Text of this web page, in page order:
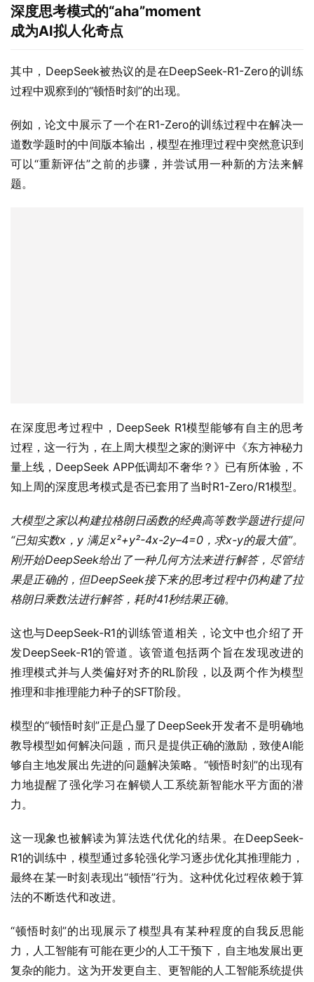
深度思考模式的“aha”moment
成为AI拟人化奇点
其中，DeepSeek被热议的是在DeepSeek-R1-Zero的训练
过程中观察到的“顿悟时刻”的出现。
例如，论文中展示了一个在R1-Zero的训练过程中在解决一
道数学题时的中间版本输出，模型在推理过程中突然意识到
可以“重新评估”之前的步骤，并尝试用一种新的方法来解
题。
在深度思考过程中，DeepSeek R1模型能够有自主的思考
过程，这一行为，在上周大模型之家的测评中《东方神秘力
量上线，DeepSeek APP低调却不奢华？》已有所体验，不
知上周的深度思考模式是否已套用了当时R1-Zero/R1模型。
大模型之家以构建拉格朗日函数的经典高等数学题进行提问
“已知实数x，y 满足x²+y²-4x-2y–4=0，求x-y的最大值”。
刚开始DeepSeek给出了一种几何方法来进行解答，尽管结
果是正确的，但DeepSeek接下来的思考过程中仍构建了拉
格朗日乘数法进行解答，耗时41秒结果正确。
这也与DeepSeek-R1的训练管道相关，论文中也介绍了开
发DeepSeek-R1的管道。该管道包括两个旨在发现改进的
推理模式并与人类偏好对齐的RL阶段，以及两个作为模型
推理和非推理能力种子的SFT阶段。
模型的“顿悟时刻”正是凸显了DeepSeek开发者不是明确地
教导模型如何解决问题，而只是提供正确的激励，致使AI能
够自主地发展出先进的问题解决策略。“顿悟时刻”的出现有
力地提醒了强化学习在解锁人工系统新智能水平方面的潜
力。
这一现象也被解读为算法迭代优化的结果。在DeepSeek-
R1的训练中，模型通过多轮强化学习逐步优化其推理能力，
最终在某一时刻表现出“顿悟”行为。这种优化过程依赖于算
法的不断迭代和改进。
“顿悟时刻”的出现展示了模型具有某种程度的自我反思能
力，人工智能有可能在更少的人工干预下，自主地发展出更
复杂的能力。这为开发更自主、更智能的人工智能系统提供